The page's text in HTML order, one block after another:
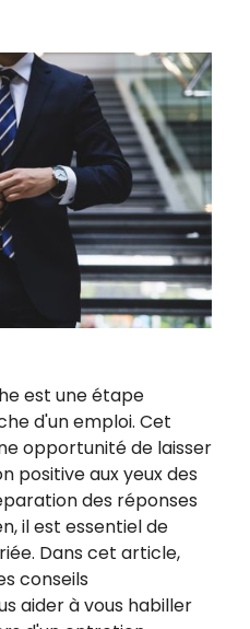
est une étape
d'un emploi. Cet
opportunité de laisser
positive aux yeux des
des réponses
il est essentiel de
Dans cet article,
conseils
aider à vous habiller